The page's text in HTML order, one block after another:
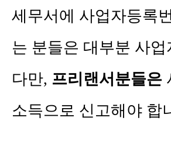
세무서에 사업자등록
는 분들은 대부분 사
다만, 프리랜서분들은
소득으로 신고해야 합